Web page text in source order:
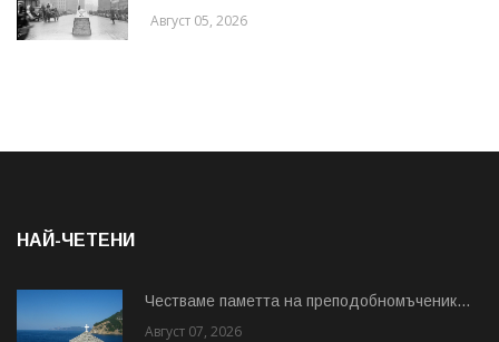
Август 05, 2026
НАЙ-ЧЕТЕНИ
Честваме паметта на преподобномъченик...
Август 07, 2026